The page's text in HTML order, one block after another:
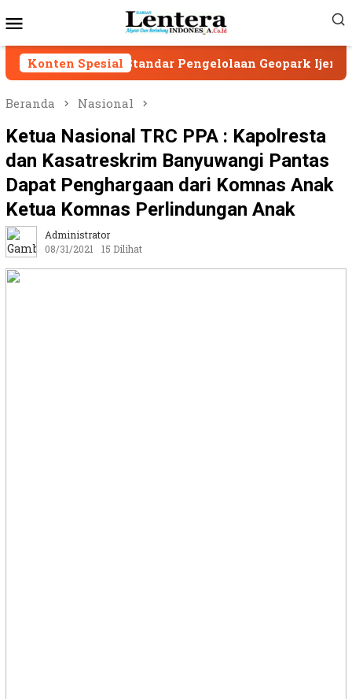
ke
Mobile
Konten Spesial
Standar Pengelolaan Geopark Ijen Geopark
Beranda Nasional
Ketua Nasional TRC PPA : Kapolresta
dan Kasatreskrim Banyuwangi Pantas
Dapat Penghargaan dari Komnas Anak
Ketua Komnas Perlindungan Anak
Administrator
08/31/2021
15 Dilihat